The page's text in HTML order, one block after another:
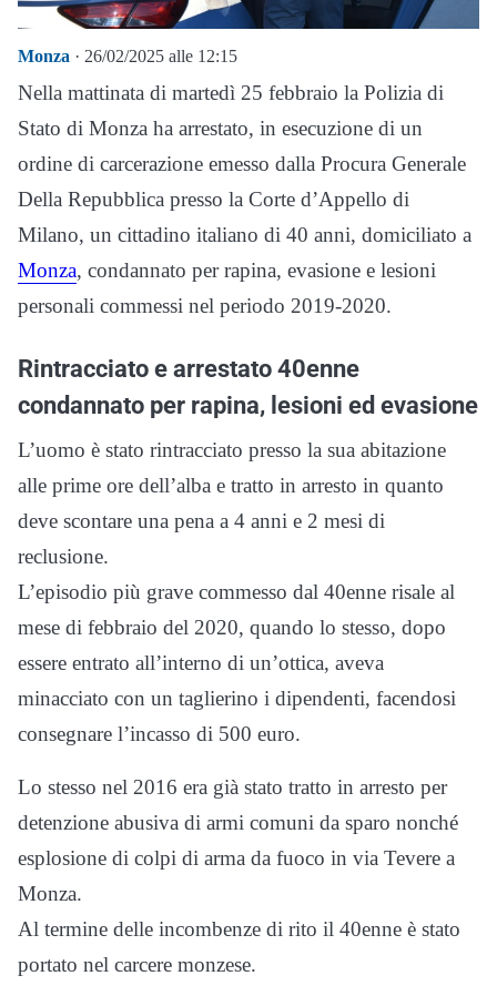
Monza · 26/02/2025 alle 12:15
Nella mattinata di martedì 25 febbraio la Polizia di
Stato di Monza ha arrestato, in esecuzione di un
ordine di carcerazione emesso dalla Procura Generale
Della Repubblica presso la Corte d’Appello di
Milano, un cittadino italiano di 40 anni, domiciliato a
Monza, condannato per rapina, evasione e lesioni
personali commessi nel periodo 2019-2020.
Rintracciato e arrestato 40enne
condannato per rapina, lesioni ed evasione
L’uomo è stato rintracciato presso la sua abitazione
alle prime ore dell’alba e tratto in arresto in quanto
deve scontare una pena a 4 anni e 2 mesi di
reclusione.
L’episodio più grave commesso dal 40enne risale al
mese di febbraio del 2020, quando lo stesso, dopo
essere entrato all’interno di un’ottica, aveva
minacciato con un taglierino i dipendenti, facendosi
consegnare l’incasso di 500 euro.
Lo stesso nel 2016 era già stato tratto in arresto per
detenzione abusiva di armi comuni da sparo nonché
esplosione di colpi di arma da fuoco in via Tevere a
Monza.
Al termine delle incombenze di rito il 40enne è stato
portato nel carcere monzese.